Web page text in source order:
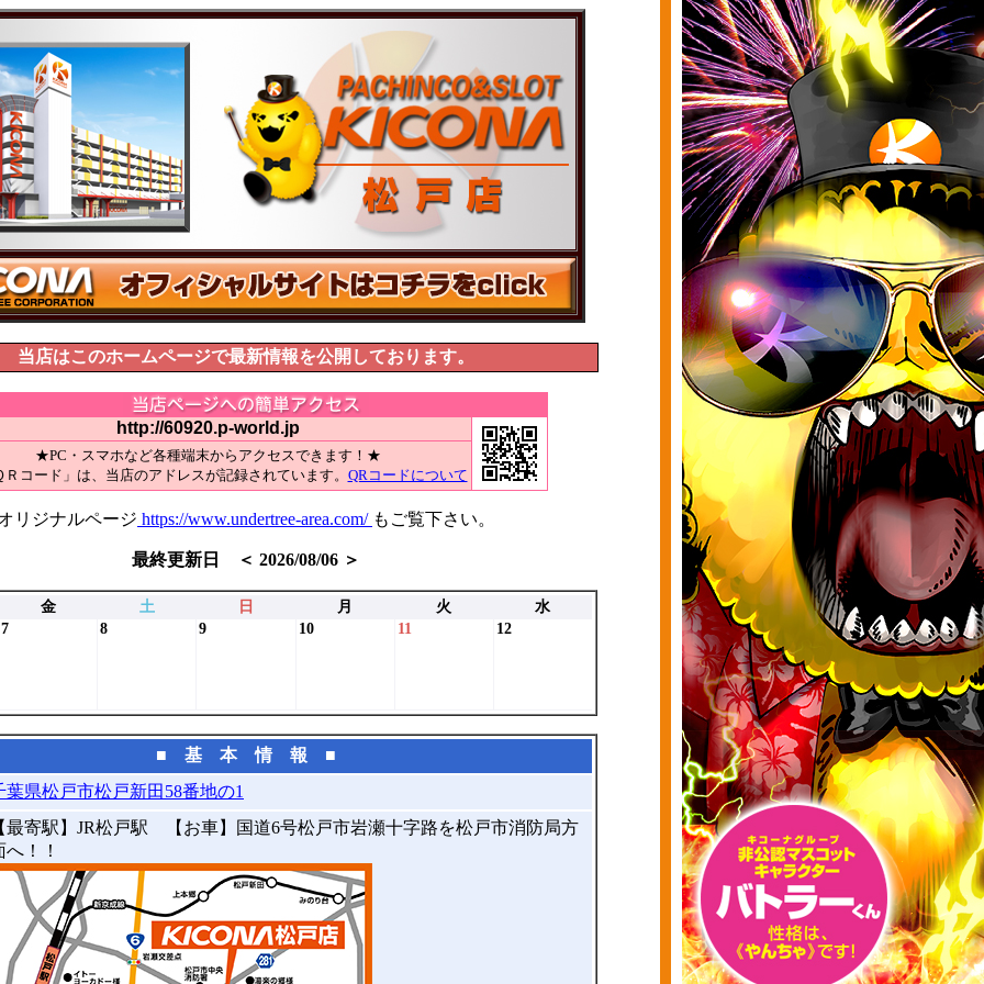
当店はこのホームページで最新情報を公開しております。
http://60920.p-world.jp
★PC・スマホなど各種端末からアクセスできます！★
Ｒコード」は、当店のアドレスが記録されています。 QRコードについて
リジナルページ https://www.undertree-area.com/ もご覧下さい。
最終更新日 ＜ 2026/08/06 ＞
金 土 日 月 火
水
7
8 9 10 11 12
■ 基 本 情 報 ■
葉県松戸市松戸新田58番地の1
最寄駅】JR松戸駅 【お車】国道6号松戸市岩瀬十字路を松戸市消防局方
へ！！